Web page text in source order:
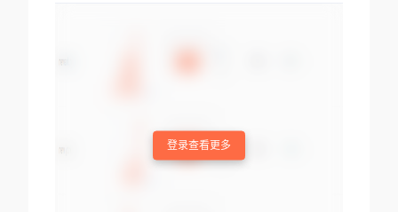
登录查看更多